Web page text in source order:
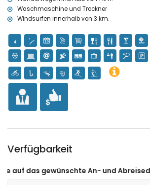
Waschmaschine und Trockner
Windsurfen innerhalb von 3 km.
Verfügbarkeit
An- und Abreisedatum klicken!